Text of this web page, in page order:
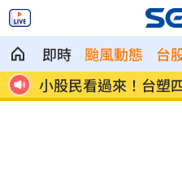
即時 颱風動態 台
司7月增收紅
班鐵翔摔